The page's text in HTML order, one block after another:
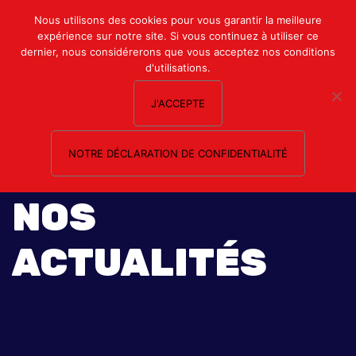
Mon compte
Nous contacter
NOS
ACTUALITÉS
Nous utilisons des cookies pour vous garantir la meilleure
expérience sur notre site. Si vous continuez à utiliser ce
dernier, nous considérerons que vous acceptez nos conditions
d'utilisations.
J'ACCEPTE
NOTRE DÉCLARATION DE CONFIDENTIALITÉ